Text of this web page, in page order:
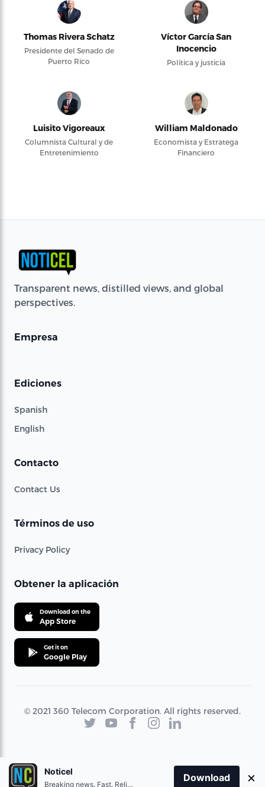
Thomas Rivera Schatz
Presidente del Senado de
Puerto Rico
Víctor García San
Inocencio
Política y justicia
Luisito Vigoreaux
Columnista Cultural y de
Entretenimiento
William Maldonado
Economista y Estratega
Financiero
Transparent news, distilled views, and global
perspectives.
Empresa
Ediciones
Spanish
English
Contacto
Contact Us
Términos de uso
Privacy Policy
Obtener la aplicación
Download on the
App Store
Get it on
Google Play
© 2021 360 Telecom Corporation. All rights reserved.
Noticel
Breaking news. Fast. Reliable.
Download ×